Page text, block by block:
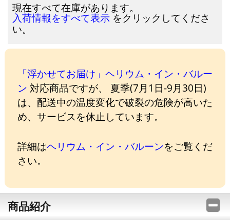
現在すべて在庫があります。
入荷情報をすべて表示 をクリックしてくださ
い。
「浮かせてお届け」ヘリウム・イン・バルー
ン 対応商品ですが、 夏季(7月1日-9月30日)
は、配送中の温度変化で破裂の危険が高いた
め、サービスを休止しています。
詳細はヘリウム・イン・バルーンをご覧くだ
さい。
商品紹介